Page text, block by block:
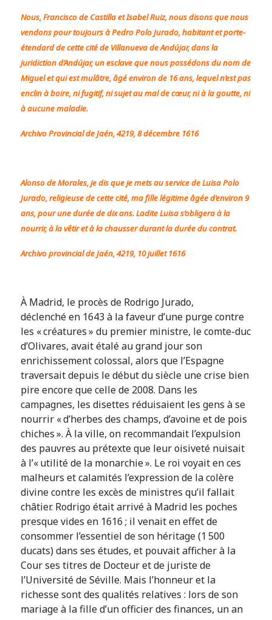
Nous, Francisco de Castilla et Isabel Ruiz, nous disons que nous
vendons pour toujours à Pedro Polo Jurado, habitant et porte-
étendard de cette cité de Villanueva de Andújar, dans la
juridiction d’Andújar, un esclave que nous possédons du nom de
Miguel et qui est mulâtre, âgé environ de 16 ans, lequel n’est pas
enclin à boire, ni fugitif, ni sujet au mal de cœur, ni à la goutte, ni
à aucune maladie.
Archivo Provincial de Jaén, 4219, 8 décembre 1616
Alonso de Morales, je dis que je mets au service de Luisa Polo
Jurado, religieuse de cette cité, ma fille légitime âgée d’environ 9
ans, pour une durée de dix ans. Ladite Luisa s’obligera à la
nourrir, à la vêtir et à la chausser durant la durée du contrat.
Archivo provincial de Jaén, 4219, 10 juillet 1616
À Madrid, le procès de Rodrigo Jurado,
déclenché en 1643 à la faveur d’une purge contre
les « créatures » du premier ministre, le comte-duc
d’Olivares, avait étalé au grand jour son
enrichissement colossal, alors que l’Espagne
traversait depuis le début du siècle une crise bien
pire encore que celle de 2008. Dans les
campagnes, les disettes réduisaient les gens à se
nourrir « d’herbes des champs, d’avoine et de pois
chiches ». À la ville, on recommandait l’expulsion
des pauvres au prétexte que leur oisiveté nuisait
à l’« utilité de la monarchie ». Le roi voyait en ces
malheurs et calamités l’expression de la colère
divine contre les excès de ministres qu’il fallait
châtier. Rodrigo était arrivé à Madrid les poches
presque vides en 1616 ; il venait en effet de
consommer l’essentiel de son héritage (1 500
ducats) dans ses études, et pouvait afficher à la
Cour ses titres de Docteur et de juriste de
l’Université de Séville. Mais l’honneur et la
richesse sont des qualités relatives : lors de son
mariage à la fille d’un officier des finances, un an